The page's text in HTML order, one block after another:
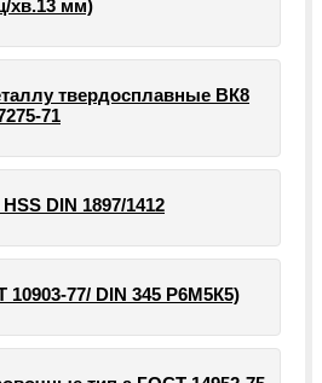
хв.13 мм)
твердосплавные ВК8
71
DIN 1897/1412
77/ DIN 345 Р6М5К5)